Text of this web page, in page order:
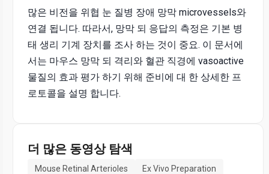
많은 비전을 위협 눈 질병 장애 망막 microvessels와
연결 됩니다. 따라서, 망막 되 응답의 측정은 기본 병
태 생리 기계 장치를 조사 하는 것이 중요. 이 문서에
서는 마우스 망막 되 격리와 혈관 직경에 vasoactive
물질의 효과 평가 하기 위해 준비에 대 한 상세한 프
로토콜을 설명 합니다.
더 많은 동영상 탐색
Mouse Retinal Arterioles
Ex Vivo Preparation